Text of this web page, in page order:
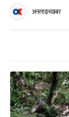
अनलाइनखबर